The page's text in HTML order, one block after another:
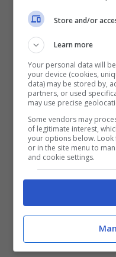
Un altro problema
reclutamento,
differenziati e
rimborsi nel 2023-
della mancanza
musica classica e
un ricorso
E poi è emersa la
parte della filiera
Store and/or
Learn more
Your personal data will
your device (cookies,
data) may be stored by,
partners, or used
may use precise
Some vendors may
of legitimate interest,
your options below.
or in the site menu to
and cookie settings.